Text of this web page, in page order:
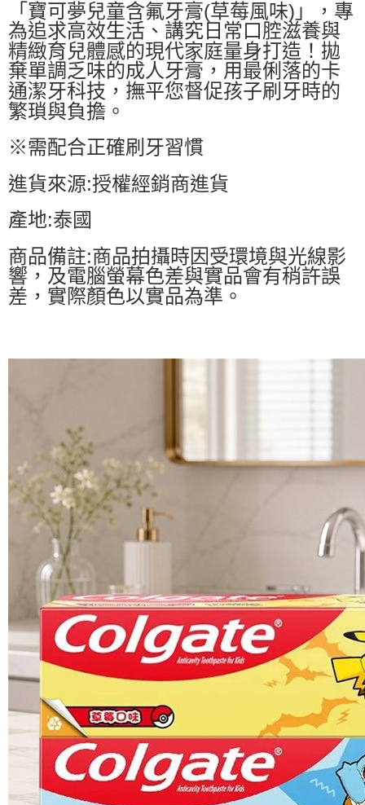
「寶可夢兒童含氟牙膏(草莓風味)」，專
為追求高效生活、講究日常口腔滋養與
精緻育兒體感的現代家庭量身打造！拋
棄單調乏味的成人牙膏，用最俐落的卡
通潔牙科技，撫平您督促孩子刷牙時的
繁瑣與負擔。
※需配合正確刷牙習慣
進貨來源:授權經銷商進貨
產地:泰國
商品備註:商品拍攝時因受環境與光線影
響，及電腦螢幕色差與實品會有稍許誤
差，實際顏色以實品為準。